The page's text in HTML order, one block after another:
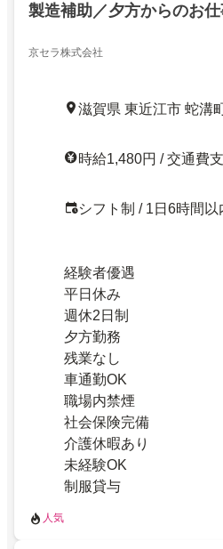
製造補助／夕方からのお
京セラ株式会社
滋賀県 東近江市 蛇溝
時給1,480円 / 交通費
シフト制 / 1日6時間以
経験者優遇
平日休み
週休2日制
夕方勤務
残業なし
車通勤OK
職場内禁煙
社会保険完備
介護休暇あり
未経験OK
制服貸与
人気